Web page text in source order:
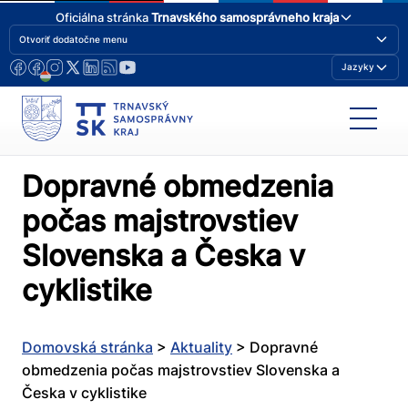
Oficiálna stránkaTrnavského samosprávneho kraja
Otvoriť dodatočne menu
Jazyky
Dopravné obmedzenia
počas majstrovstiev
Slovenska a Česka v
cyklistike
Domovská stránka > Aktuality > Dopravné
obmedzenia počas majstrovstiev Slovenska a
Česka v cyklistike